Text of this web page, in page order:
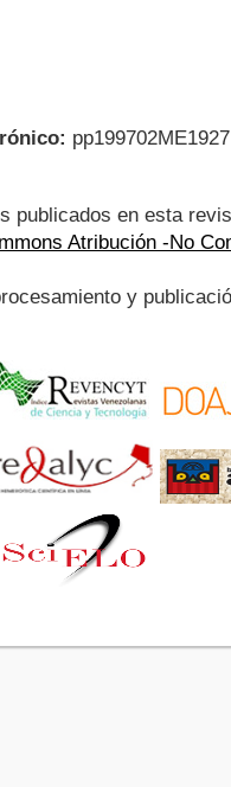
publicados en esta
Atribución -No
y